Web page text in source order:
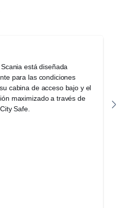
está diseñada
para las condiciones
cabina de acceso bajo y el
maximizado a través de
Safe.